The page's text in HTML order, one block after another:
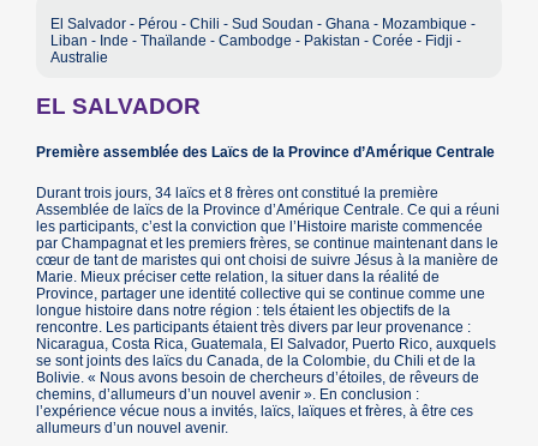
El Salvador - Pérou - Chili - Sud Soudan - Ghana - Mozambique -
Liban - Inde - Thaïlande - Cambodge - Pakistan - Corée - Fidji -
Australie
EL SALVADOR
Première assemblée des Laïcs de la Province d’Amérique Centrale
Durant trois jours, 34 laïcs et 8 frères ont constitué la première
Assemblée de laïcs de la Province d’Amérique Centrale. Ce qui a réuni
les participants, c’est la conviction que l’Histoire mariste commencée
par Champagnat et les premiers frères, se continue maintenant dans le
cœur de tant de maristes qui ont choisi de suivre Jésus à la manière de
Marie. Mieux préciser cette relation, la situer dans la réalité de
Province, partager une identité collective qui se continue comme une
longue histoire dans notre région : tels étaient les objectifs de la
rencontre. Les participants étaient très divers par leur provenance :
Nicaragua, Costa Rica, Guatemala, El Salvador, Puerto Rico, auxquels
se sont joints des laïcs du Canada, de la Colombie, du Chili et de la
Bolivie. « Nous avons besoin de chercheurs d’étoiles, de rêveurs de
chemins, d’allumeurs d’un nouvel avenir ». En conclusion :
l’expérience vécue nous a invités, laïcs, laïques et frères, à être ces
allumeurs d’un nouvel avenir.